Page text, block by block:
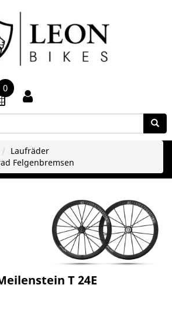
0
Laufräder
Felgenbremsen
T 24E